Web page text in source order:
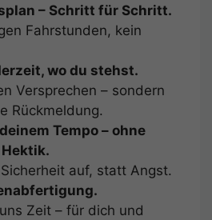
– Schritt für Schritt.
Fahrstunden, kein
wo du stehst.
Versprechen – sondern
Rückmeldung.
Tempo – ohne
auf, statt Angst.
Zeit – für dich und